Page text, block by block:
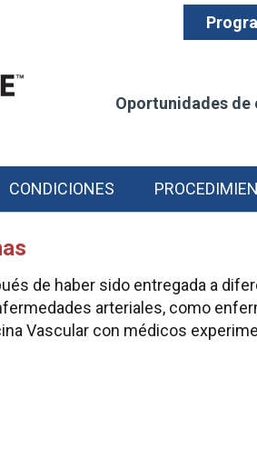
Oportunidades de
CONDICIONES
de haber sido entregada a
arteriales, como
Vascular con médicos